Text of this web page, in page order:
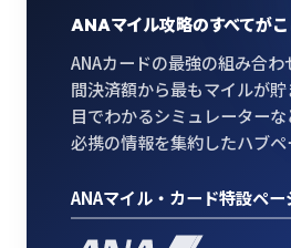
ANAマイル攻略のすべてがこ
ANAカードの最強の組み合
間決済額から最もマイルが
目でわかるシミュレーター
必携の情報を集約したハブペ
ANAマイル・カード特設ペー